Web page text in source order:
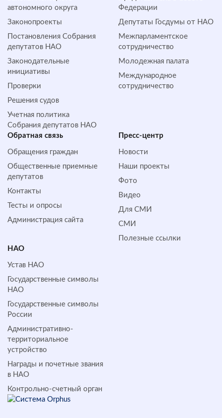
автономного округа
Законопроекты
Постановления Собрания
депутатов НАО
Законодательные
инициативы
Проверки
Решения судов
Учетная политика
Собрания депутатов НАО
Федерации
Депутаты Госдумы от НАО
Межпарламентское
сотрудничество
Молодежная палата
Международное
сотрудничество
Обратная cвязь
Обращения граждан
Общественные приемные
депутатов
Контакты
Тесты и опросы
Администрация сайта
Пресс-центр
Новости
Наши проекты
Фото
Видео
Для СМИ
СМИ
Полезные ссылки
НАО
Устав НАО
Государственные символы
НАО
Государственные символы
России
Административно-
территориальное
устройство
Награды и почетные звания
в НАО
Контрольно-счетный орган